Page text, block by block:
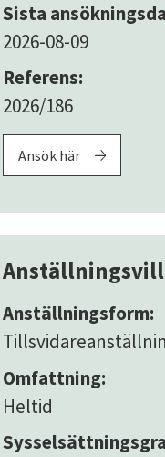
Sista
2026-08-09
Referens:
2026/186
Ansök här
Anställningsform:
Omfattning:
Heltid